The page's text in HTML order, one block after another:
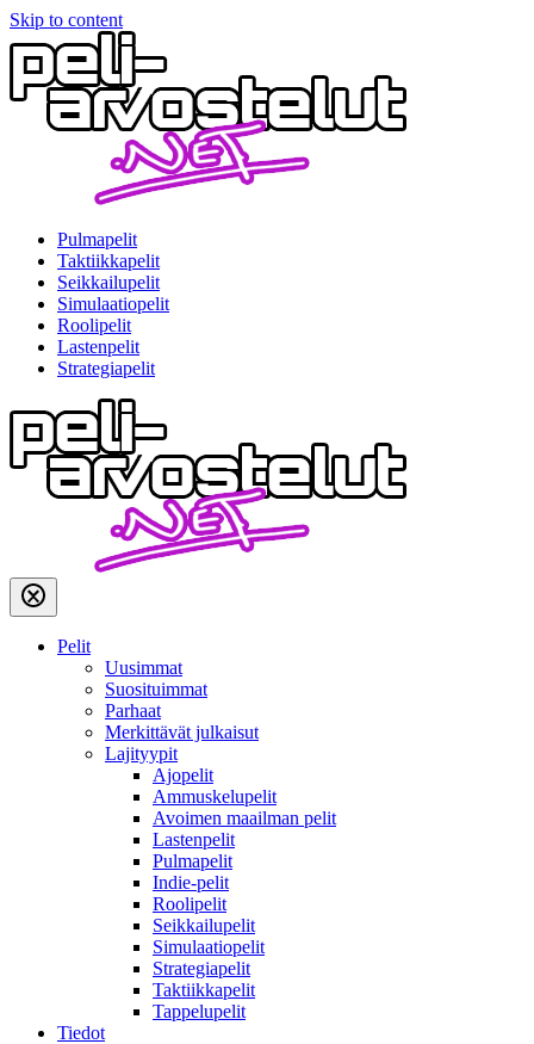
Skip to content
Pulmapelit
Taktiikkapelit
Seikkailupelit
Simulaatiopelit
Roolipelit
Lastenpelit
Strategiapelit
Pelit
Uusimmat
Suosituimmat
Parhaat
Merkittävät julkaisut
Lajityypit
Ajopelit
Ammuskelupelit
Avoimen maailman pelit
Lastenpelit
Pulmapelit
Indie-pelit
Roolipelit
Seikkailupelit
Simulaatiopelit
Strategiapelit
Taktiikkapelit
Tappelupelit
Tiedot